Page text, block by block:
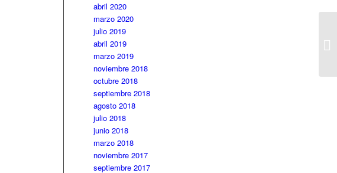
abril 2020
marzo 2020
julio 2019
abril 2019
marzo 2019
noviembre 2018
octubre 2018
septiembre 2018
agosto 2018
julio 2018
junio 2018
marzo 2018
noviembre 2017
septiembre 2017